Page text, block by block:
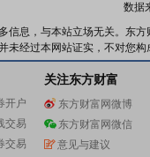
数据
信息，与本站立场无关。东
未经过本网站证实，不对您
开户
交易
交易
关注东方财富
东方财富网微博
东方财富网微信
意见与建议